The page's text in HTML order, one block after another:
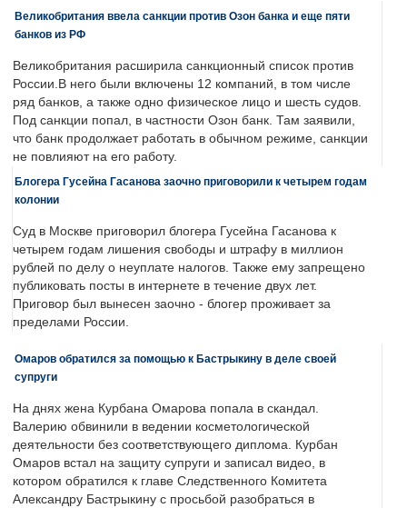
Великобритания ввела санкции против Озон банка и еще пяти
банков из РФ
Великобритания расширила санкционный список против
России.В него были включены 12 компаний, в том числе
ряд банков, а также одно физическое лицо и шесть судов.
Под санкции попал, в частности Озон банк. Там заявили,
что банк продолжает работать в обычном режиме, санкции
не повлияют на его работу.
Блогера Гусейна Гасанова заочно приговорили к четырем годам
колонии
Суд в Москве приговорил блогера Гусейна Гасанова к
четырем годам лишения свободы и штрафу в миллион
рублей по делу о неуплате налогов. Также ему запрещено
публиковать посты в интернете в течение двух лет.
Приговор был вынесен заочно - блогер проживает за
пределами России.
Омаров обратился за помощью к Бастрыкину в деле своей
супруги
На днях жена Курбана Омарова попала в скандал.
Валерию обвинили в ведении косметологической
деятельности без соответствующего диплома. Курбан
Омаров встал на защиту супруги и записал видео, в
котором обратился к главе Следственного Комитета
Александру Бастрыкину с просьбой разобраться в